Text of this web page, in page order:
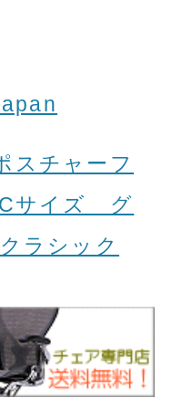
チャーフ
サイズ グ
ラシック